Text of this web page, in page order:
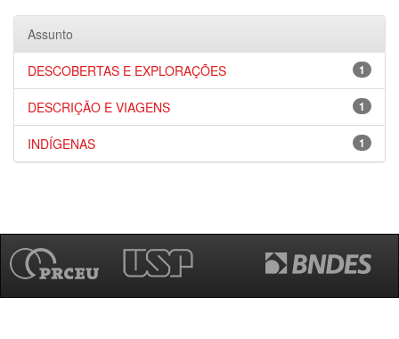
Assunto
1
DESCOBERTAS E EXPLORAÇÕES
1
DESCRIÇÃO E VIAGENS
1
INDÍGENAS